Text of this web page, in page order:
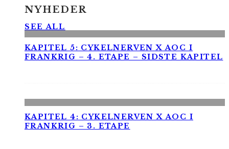
NYHEDER
SEE ALL
KAPITEL 5: CYKELNERVEN X AOC I
FRANKRIG – 4. ETAPE – SIDSTE KAPITEL
KAPITEL 4: CYKELNERVEN X AOC I
FRANKRIG – 3. ETAPE